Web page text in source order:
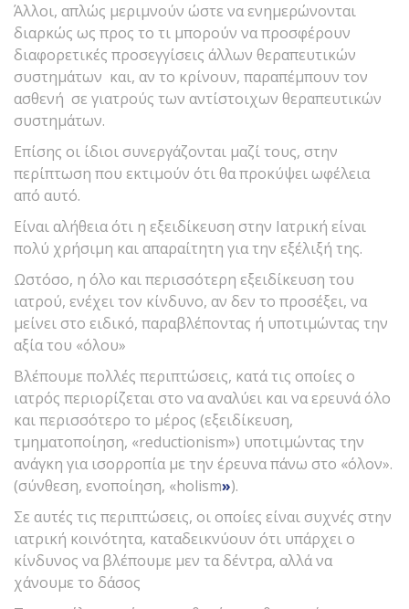
Άλλοι, απλώς μεριμνούν ώστε να ενημερώνονται
διαρκώς ως προς το τι μπορούν να προσφέρουν
διαφορετικές προσεγγίσεις άλλων θεραπευτικών
συστημάτων και, αν το κρίνουν, παραπέμπουν τον
ασθενή σε γιατρούς των αντίστοιχων θεραπευτικών
συστημάτων.
Επίσης οι ίδιοι συνεργάζονται μαζί τους, στην
περίπτωση που εκτιμούν ότι θα προκύψει ωφέλεια
από αυτό.
Είναι αλήθεια ότι η εξειδίκευση στην Ιατρική είναι
πολύ χρήσιμη και απαραίτητη για την εξέλιξή της.
Ωστόσο, η όλο και περισσότερη εξειδίκευση του
ιατρού, ενέχει τον κίνδυνο, αν δεν το προσέξει, να
μείνει στο ειδικό, παραβλέποντας ή υποτιμώντας την
αξία του «όλου»
Βλέπουμε πολλές περιπτώσεις, κατά τις οποίες ο
ιατρός περιορίζεται στο να αναλύει και να ερευνά όλο
και περισσότερο το μέρος (εξειδίκευση,
τμηματοποίηση, «reductionism») υποτιμώντας την
ανάγκη για ισορροπία με την έρευνα πάνω στο «όλον».
(σύνθεση, ενοποίηση, «holism»).
Σε αυτές τις περιπτώσεις, οι οποίες είναι συχνές στην
ιατρική κοινότητα, καταδεικνύουν ότι υπάρχει ο
κίνδυνος να βλέπουμε μεν τα δέντρα, αλλά να
χάνουμε το δάσος